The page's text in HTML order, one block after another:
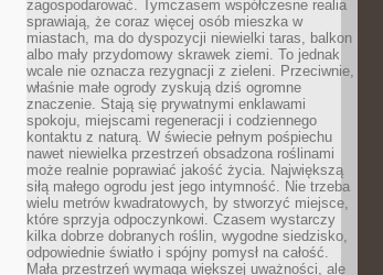
zagospodarować. Tymczasem współczesne realia
sprawiają, że coraz więcej osób mieszka w
miastach, ma do dyspozycji niewielki taras, balkon
albo mały przydomowy skrawek ziemi. To jednak
wcale nie oznacza rezygnacji z zieleni. Przeciwnie,
właśnie małe ogrody zyskują dziś ogromne
znaczenie. Stają się prywatnymi enklawami
spokoju, miejscami regeneracji i codziennego
kontaktu z naturą. W świecie pełnym pośpiechu
nawet niewielka przestrzeń obsadzona roślinami
może realnie poprawiać jakość życia. Największą
siłą małego ogrodu jest jego intymność. Nie trzeba
wielu metrów kwadratowych, by stworzyć miejsce,
które sprzyja odpoczynkowi. Czasem wystarczy
kilka dobrze dobranych roślin, wygodne siedzisko,
odpowiednie światło i spójny pomysł na całość.
Mała przestrzeń wymaga większej uważności, ale